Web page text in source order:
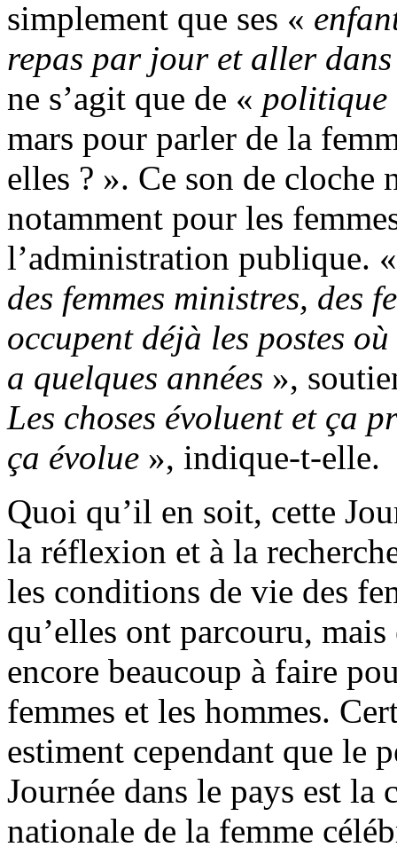
simplement que ses «
repas par jour et aller
ne s’agit que de « politique
mars pour parler de la
elles ? ». Ce son de cloche
notamment pour les
l’administration publique.
des femmes ministres, des
occupent déjà les postes
a quelques années »,
Les choses évoluent et ça
ça évolue », indique-t-elle.
Quoi qu’il en soit, cette
la réflexion et à la
les conditions de vie des
qu’elles ont parcouru,
encore beaucoup à faire
femmes et les hommes.
estiment cependant que le
Journée dans le pays est la
nationale de la femme